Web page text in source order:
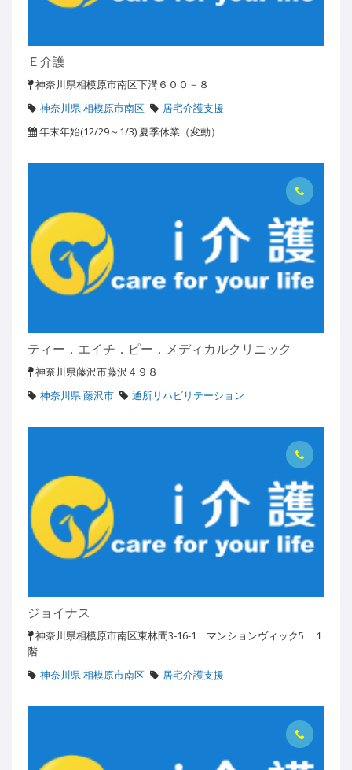
Ｅ介護
神奈川県相模原市南区下溝６００－８
神奈川県 相模原市南区
居宅介護支援
年末年始(12/29～1/3) 夏季休業（変動）
ティー．エイチ．ピー．メディカルクリニック
神奈川県藤沢市藤沢４９８
神奈川県 藤沢市
通所リハビリテーション
ジョイナス
神奈川県相模原市南区東林間3-16-1 マンションヴィック5 １
階
神奈川県 相模原市南区
居宅介護支援